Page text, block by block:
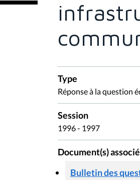
Type
Réponse à la question
Session
1996 - 1997
Document(s)
Bulletin des